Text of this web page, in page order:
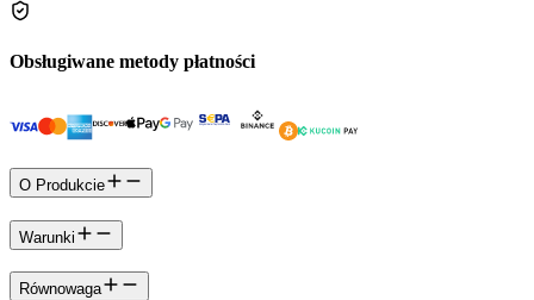
Obsługiwane metody płatności
O Produkcie
Warunki
Równowaga